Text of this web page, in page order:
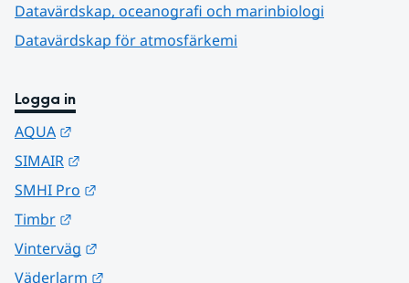
Datavärdskap, oceanografi och marinbiologi
Datavärdskap för atmosfärkemi
Logga in
AQUA
SIMAIR
SMHI Pro
Timbr
Vinterväg
Väderlarm